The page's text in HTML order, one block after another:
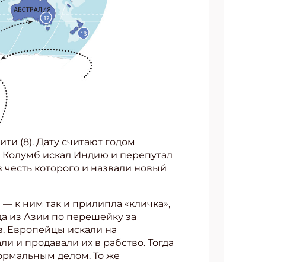
(8). Дату считают годом
Колумб искал Индию и перепутал
честь которого и назвали новый
к ним так и прилипла «кличка»,
из Азии по перешейку за
Европейцы искали на
и продавали их в рабство. Тогда
делом. То же